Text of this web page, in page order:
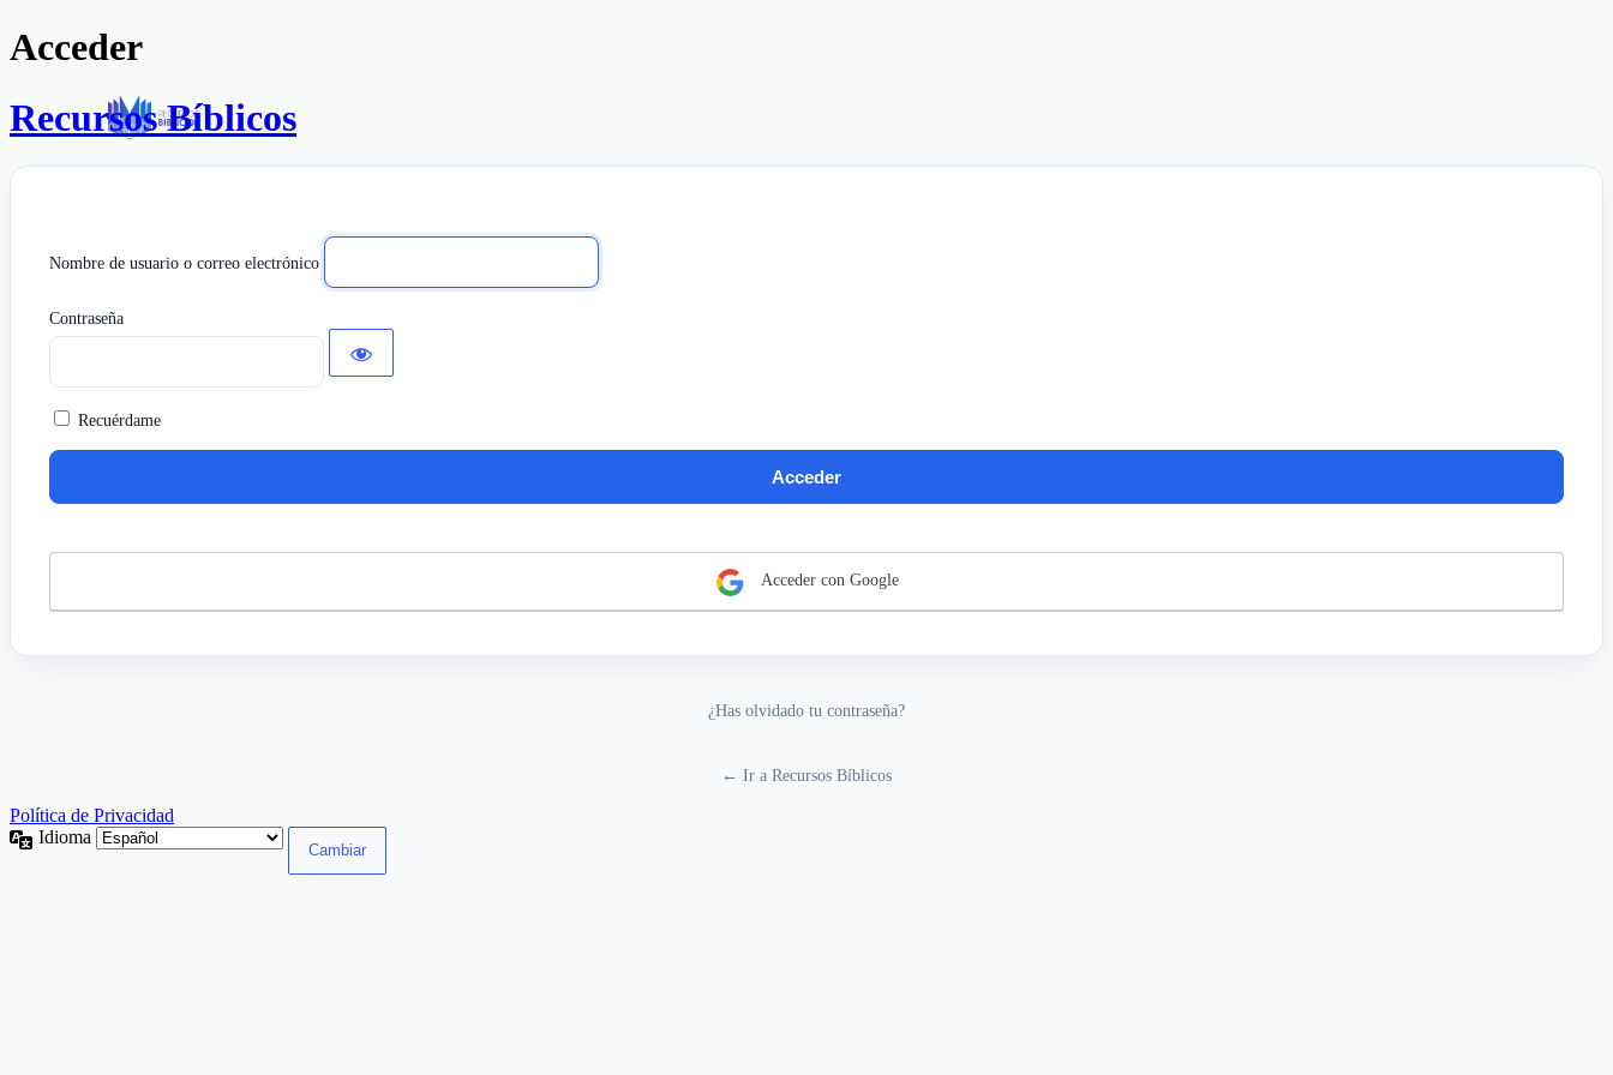
Acceder
Recursos Bíblicos
Nombre de usuario o correo electrónico
Contraseña
Recuérdame
Acceder con Google
¿Has olvidado tu contraseña?
← Ir a Recursos Bíblicos
Política de Privacidad
Idioma